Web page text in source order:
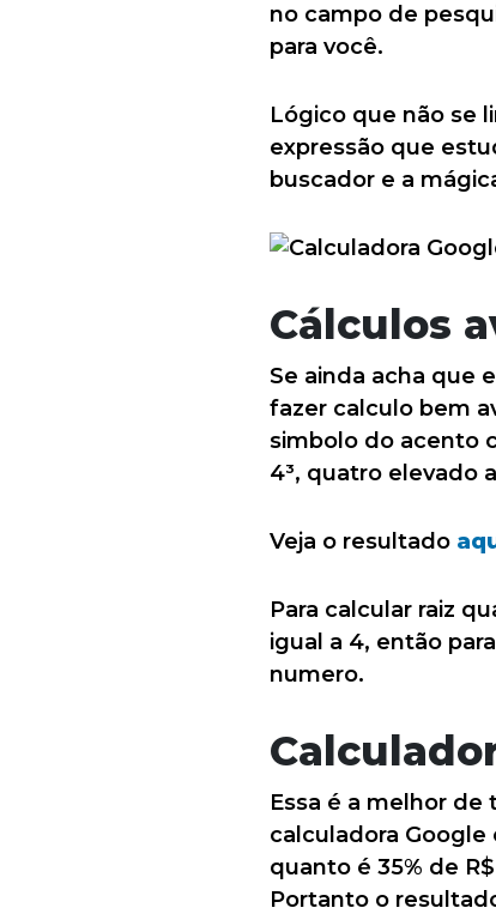
no campo de
para você.
Lógico que não se
expressão que
buscador e a
Cálculos
Se ainda acha que
fazer calculo bem
simbolo do acento
4³, quatro elevado
Veja o resultado
Para calcular raiz
igual a 4, então
numero.
Essa é a melhor
calculadora Google
quanto é 35% de
Portanto o